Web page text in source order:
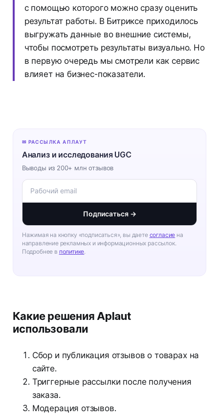
с помощью которого можно сразу оценить
результат работы. В Битриксе приходилось
выгружать данные во внешние системы,
чтобы посмотреть результаты визуально. Но
в первую очередь мы смотрели как сервис
влияет на бизнес-показатели.
✉ РАССЫЛКА АПЛАУТ
Анализ и исследования UGC
Выводы из 200+ млн отзывов
Подписаться →
Нажимая на кнопку «подписаться», вы даете согласие на
направление рекламных и информационных рассылок.
Подробнее в политике.
Какие решения Aplaut
использовали
Сбор и публикация отзывов о товарах на
сайте.
Триггерные рассылки после получения
заказа.
Модерация отзывов.